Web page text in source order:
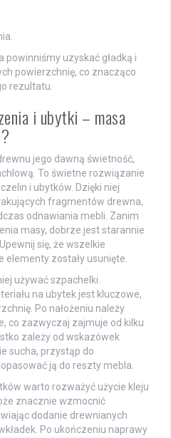
powinniśmy uzyskać gładką i
powierzchnię, co znacząco
rezultatu.
i ubytki – masa
jego dawną świetność,
To świetne rozwiązanie
i ubytków. Dzięki niej
fragmentów drewna,
odnawiania mebli. Zanim
masy, dobrze jest starannie
się, że wszelkie
elementy zostały usunięte.
używać szpachelki.
na ubytek jest kluczowe,
Po nałożeniu należy
co zazwyczaj zajmuje od kilku
zależy od wskazówek
sucha, przystąp do
ją do reszty mebla.
warto rozważyć użycie kleju
znacznie wzmocnić
dodanie drewnianych
Po ukończeniu naprawy